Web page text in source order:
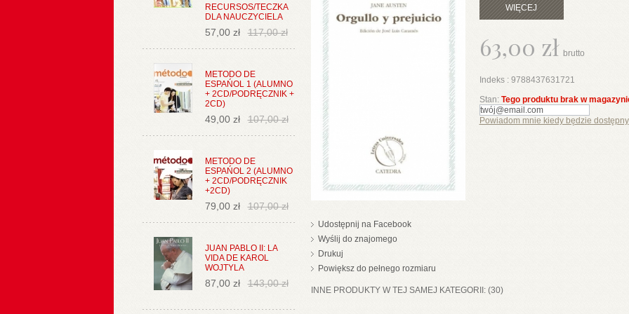
RECURSOS/TECZKA
DLA NAUCZYCIELA
57,00 zł 117,00 zł
METODO DE
ESPAŃOL 1 (ALUMNO
+ 2CD/PODRĘCZNIK +
2CD)
49,00 zł 107,00 zł
METODO DE
ESPAŃOL 2 (ALUMNO
+ 2CD/PODRĘCZNIK
+2CD)
79,00 zł 107,00 zł
JUAN PABLO II: LA
VIDA DE KAROL
WOJTYLA
87,00 zł 143,00 zł
Udostępnij na Facebook
Wyślij do znajomego
Drukuj
Powiększ do pełnego rozmiaru
WIĘCEJ
63,00 zł brutto
Indeks : 9788437631721
Stan: Tego produktu brak w
Powiadom mnie kiedy będzie dostępny
INNE PRODUKTY W TEJ SAMEJ KATEGORII: (30)